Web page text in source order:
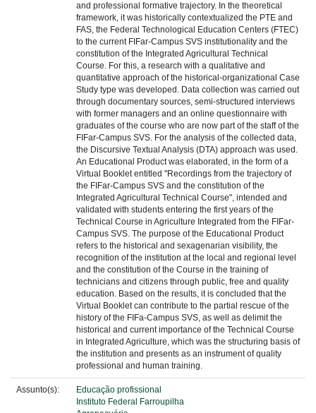
and professional formative trajectory. In the theoretical
framework, it was historically contextualized the PTE and
FAS, the Federal Technological Education Centers (FTEC)
to the current FIFar-Campus SVS institutionality and the
constitution of the Integrated Agricultural Technical
Course. For this, a research with a qualitative and
quantitative approach of the historical-organizational Case
Study type was developed. Data collection was carried out
through documentary sources, semi-structured interviews
with former managers and an online questionnaire with
graduates of the course who are now part of the staff of the
FIFar-Campus SVS. For the analysis of the collected data,
the Discursive Textual Analysis (DTA) approach was used.
An Educational Product was elaborated, in the form of a
Virtual Booklet entitled "Recordings from the trajectory of
the FIFar-Campus SVS and the constitution of the
Integrated Agricultural Technical Course", intended and
validated with students entering the first years of the
Technical Course in Agriculture Integrated from the FIFar-
Campus SVS. The purpose of the Educational Product
refers to the historical and sexagenarian visibility, the
recognition of the institution at the local and regional level
and the constitution of the Course in the training of
technicians and citizens through public, free and quality
education. Based on the results, it is concluded that the
Virtual Booklet can contribute to the partial rescue of the
history of the FIFa-Campus SVS, as well as delimit the
historical and current importance of the Technical Course
in Integrated Agriculture, which was the structuring basis of
the institution and presents as an instrument of quality
professional and human training.
Assunto(s):
Educação profissional
Instituto Federal Farroupilha